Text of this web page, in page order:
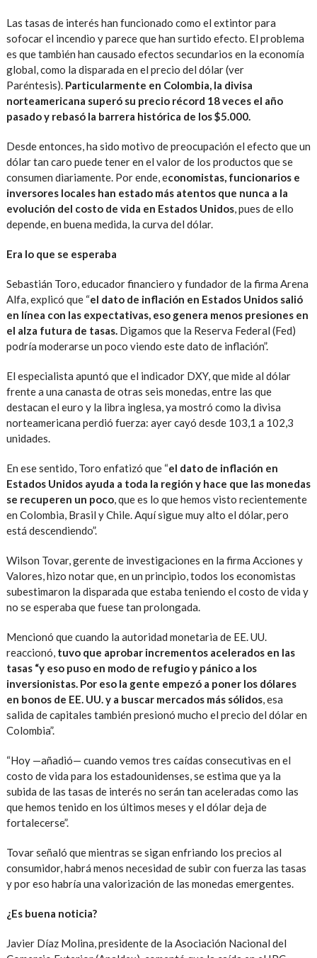
Las tasas de interés han funcionado como el extintor para
sofocar el incendio y parece que han surtido efecto. El problema
es que también han causado efectos secundarios en la economía
global, como la disparada en el precio del dólar (ver
Paréntesis).Particularmente en Colombia, la divisa
norteamericana superó su precio récord 18 veces el año
pasado y rebasó la barrera histórica de los $5.000.
Desde entonces, ha sido motivo de preocupación el efecto que un
dólar tan caro puede tener en el valor de los productos que se
consumen diariamente. Por ende, economistas, funcionarios e
inversores locales han estado más atentos que nunca a la
evolución del costo de vida en Estados Unidos, pues de ello
depende, en buena medida, la curva del dólar.
Era lo que se esperaba
Sebastián Toro, educador financiero y fundador de la firma Arena
Alfa, explicó que “el dato de inflación en Estados Unidos salió
en línea con las expectativas, eso genera menos presiones en
el alza futura de tasas.Digamos que la Reserva Federal (Fed)
podría moderarse un poco viendo este dato de inflación”.
El especialista apuntó que el indicador DXY, que mide al dólar
frente a una canasta de otras seis monedas, entre las que
destacan el euro y la libra inglesa, ya mostró como la divisa
norteamericana perdió fuerza: ayer cayó desde 103,1 a 102,3
unidades.
En ese sentido, Toro enfatizó que “el dato de inflación en
Estados Unidos ayuda a toda la región y hace que las monedas
se recuperen un poco, que es lo que hemos visto recientemente
en Colombia, Brasil y Chile. Aquí sigue muy alto el dólar, pero
está descendiendo”.
Wilson Tovar, gerente de investigaciones en la firma Acciones y
Valores, hizo notar que, en un principio, todos los economistas
subestimaron la disparada que estaba teniendo el costo de vida y
no se esperaba que fuese tan prolongada.
Mencionó que cuando la autoridad monetaria de EE. UU.
reaccionó, tuvo que aprobar incrementos acelerados en las
tasas “y eso puso en modo de refugio y pánico a los
inversionistas. Por eso la gente empezó a poner los dólares
en bonos de EE. UU. y a buscar mercados más sólidos, esa
salida de capitales también presionó mucho el precio del dólar en
Colombia”.
“Hoy —añadió— cuando vemos tres caídas consecutivas en el
costo de vida para los estadounidenses, se estima que ya la
subida de las tasas de interés no serán tan aceleradas como las
que hemos tenido en los últimos meses y el dólar deja de
fortalecerse”.
Tovar señaló que mientras se sigan enfriando los precios al
consumidor, habrá menos necesidad de subir con fuerza las tasas
y por eso habría una valorización de las monedas emergentes.
¿Es buena noticia?
Javier Díaz Molina, presidente de la Asociación Nacional del